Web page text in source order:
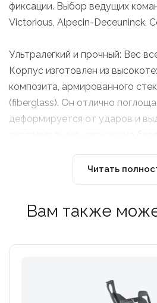
фиксации. Выбор ведущих
Victorious, Alpecin-Deceuninck,
Ультралегкий и прочный: Вес
Корпус изготовлен из
композита, армированного
(fiberglass). Он отлично
деформируется от ударов и
Идеален для компактных рам:
удлиненная передняя часть
ходу. Отличный выбор для
где важен боковой доступ.
Мертвая хватка (Maximum
надежно фиксирует флягу у
Читать
Вам также